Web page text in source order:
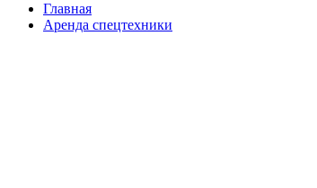
Главная
Аренда спецтехники